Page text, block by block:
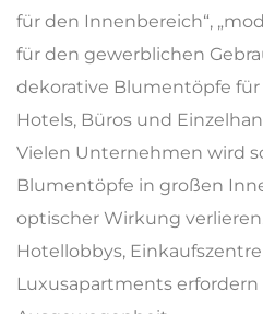
für den Innenbereich“,
für den gewerblichen
dekorative Blumentöpfe
Hotels, Büros und
Vielen Unternehmen wird
Blumentöpfe in großen
optischer Wirkung
Hotellobbys,
Luxusapartments